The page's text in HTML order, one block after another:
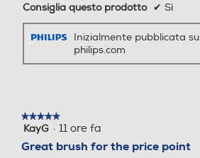
Consiglia questo prodotto ✔ Sì
Inizialmente pubblicata su
philips.com
★★★★★
★★★★★
5
5
KayG · 11 ore fa
Great brush for the price point